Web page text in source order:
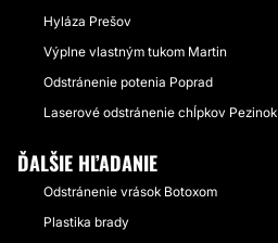
Hyláza Prešov
Výplne vlastným tukom Martin
Odstránenie potenia Poprad
Laserové odstránenie chĺpkov Pezinok
ĎALŠIE HĽADANIE
Odstránenie vrások Botoxom
Plastika brady